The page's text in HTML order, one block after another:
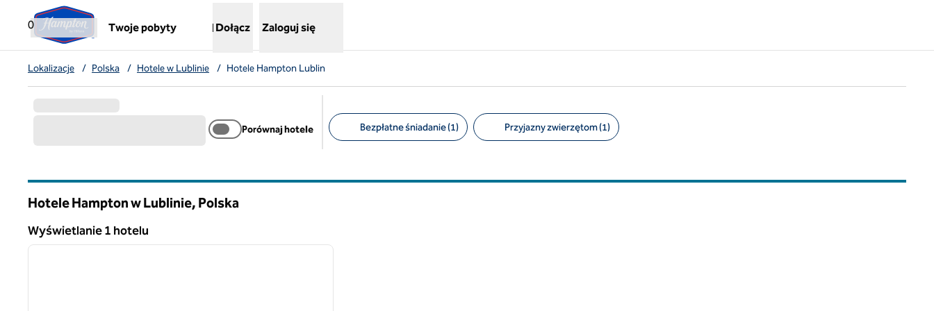
Przejdź do treści
0
Twoje pobyty Dołącz Zaloguj się
Lokalizacje / Polska / Hotele w Lublinie / Hotele Hampton Lublin
Porównaj hotele Bezpłatne śniadanie (1) Przyjazny zwierzętom (1)
Hotele Hampton w Lublinie, Polska
Wyświetlanie 1 hotelu
Wyświetlanie 1 hotelu
1 z 12
następny obraz